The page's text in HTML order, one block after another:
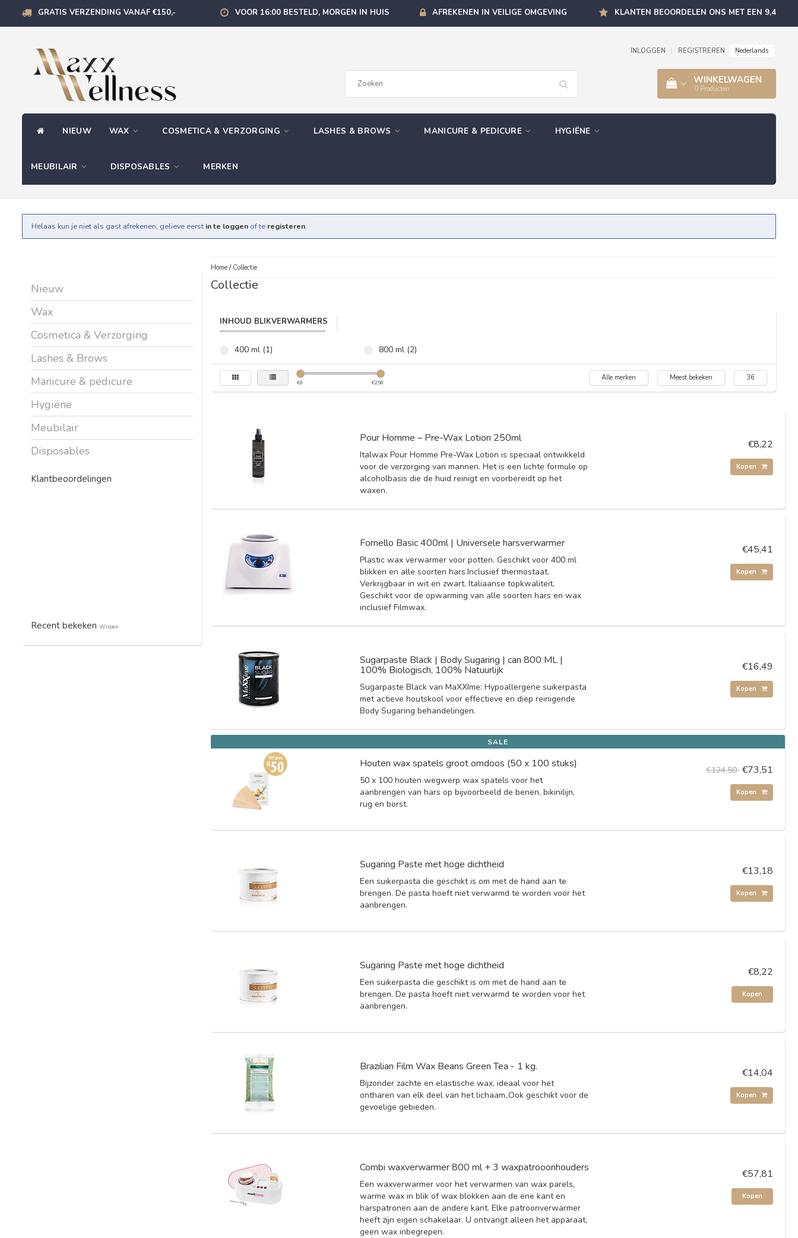
GRATIS VERZENDING VANAF €150,- VOOR 16:00 BESTELD, MORGEN IN HUIS AFREKENEN IN VEILIGE OMGEVING KLANTEN BEOORDELEN ONS MET EEN 9,4
INLOGGEN REGISTREREN Nederlands
WINKELWAGEN
0 Producten
NIEUW WAX COSMETICA & VERZORGING LASHES & BROWS MANICURE & PEDICURE HYGIËNE
MEUBILAIR DISPOSABLES MERKEN
Helaas kun je niet als gast afrekenen, gelieve eerst in te loggen of te registeren.
Nieuw
Wax
Cosmetica & Verzorging
Lashes & Brows
Manicure & pedicure
Hygiëne
Meubilair
Disposables
Klantbeoordelingen
Recent bekeken Wissen
Home/ Collectie
Collectie
INHOUD BLIKVERWARMERS
400 ml (1) 800 ml (2)
€0 €250
Alle merken Meest bekeken 36
Pour Homme – Pre-Wax Lotion 250ml
Italwax Pour Homme Pre-Wax Lotion is speciaal ontwikkeld
voor de verzorging van mannen. Het is een lichte formule op
alcoholbasis die de huid reinigt en voorbereidt op het
waxen.
€8,22
Kopen
Fornello Basic 400ml | Universele harsverwarmer
Plastic wax verwarmer voor potten. Geschikt voor 400 ml
blikken en alle soorten hars.Inclusief thermostaat.
Verkrijgbaar in wit en zwart. Italiaanse topkwaliteit,
Geschikt voor de opwarming van alle soorten hars en wax
inclusief Filmwax.
€45,41
Kopen
Sugarpaste Black | Body Sugaring | can 800 ML |
100% Biologisch, 100% Natuurlijk
Sugarpaste Black van MaXXIme: Hypoallergene suikerpasta
met actieve houtskool voor effectieve en diep reinigende
Body Sugaring behandelingen.
€16,49
Kopen
SALE
Houten wax spatels groot omdoos (50 x 100 stuks)
50 x 100 houten wegwerp wax spatels voor het
aanbrengen van hars op bijvoorbeeld de benen, bikinilijn,
rug en borst.
€124,50 €73,51
Kopen
Sugaring Paste met hoge dichtheid
Een suikerpasta die geschikt is om met de hand aan te
brengen. De pasta hoeft niet verwarmd te worden voor het
aanbrengen.
€13,18
Kopen
Sugaring Paste met hoge dichtheid
Een suikerpasta die geschikt is om met de hand aan te
brengen. De pasta hoeft niet verwarmd te worden voor het
aanbrengen.
€8,22
Kopen
Brazilian Film Wax Beans Green Tea - 1 kg.
Bijzonder zachte en elastische wax, ideaal voor het
ontharen van elk deel van het lichaam,.Ook geschikt voor de
gevoelige gebieden.
€14,04
Kopen
Combi waxverwarmer 800 ml + 3 waxpatrooonhouders
Een waxverwarmer voor het verwarmen van wax parels,
warme wax in blik of wax blokken aan de ene kant en
harspatronen aan de andere kant. Elke patroonverwarmer
heeft zijn eigen schakelaar. U ontvangt alleen het apparaat,
geen wax inbegrepen.
€57,81
Kopen